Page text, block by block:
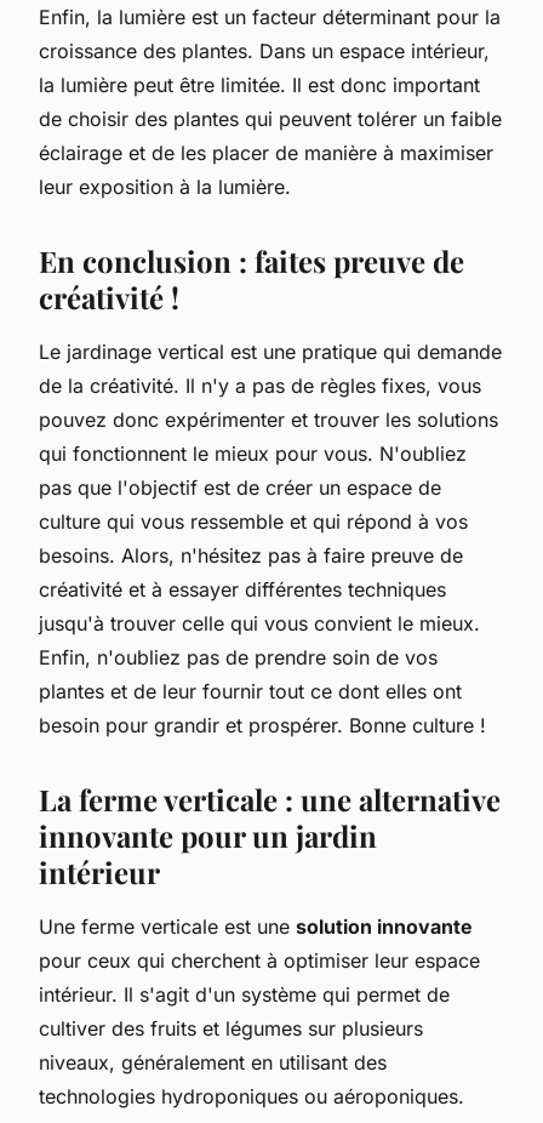
Enfin, la lumière est un facteur déterminant pour la
croissance des plantes. Dans un espace intérieur,
la lumière peut être limitée. Il est donc important
de choisir des plantes qui peuvent tolérer un faible
éclairage et de les placer de manière à maximiser
leur exposition à la lumière.
En conclusion : faites preuve de
créativité !
Le jardinage vertical est une pratique qui demande
de la créativité. Il n'y a pas de règles fixes, vous
pouvez donc expérimenter et trouver les solutions
qui fonctionnent le mieux pour vous. N'oubliez
pas que l'objectif est de créer un espace de
culture qui vous ressemble et qui répond à vos
besoins. Alors, n'hésitez pas à faire preuve de
créativité et à essayer différentes techniques
jusqu'à trouver celle qui vous convient le mieux.
Enfin, n'oubliez pas de prendre soin de vos
plantes et de leur fournir tout ce dont elles ont
besoin pour grandir et prospérer. Bonne culture !
La ferme verticale : une alternative
innovante pour un jardin
intérieur
Une ferme verticale est une solution innovante
pour ceux qui cherchent à optimiser leur espace
intérieur. Il s'agit d'un système qui permet de
cultiver des fruits et légumes sur plusieurs
niveaux, généralement en utilisant des
technologies hydroponiques ou aéroponiques.